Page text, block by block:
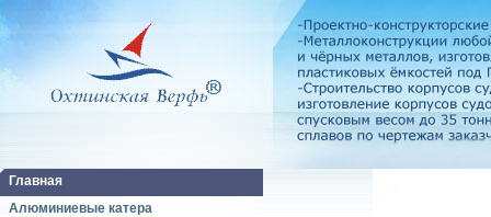
Главная
Алюминиевые катера